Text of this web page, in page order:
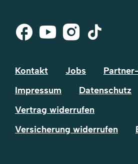
Facebook
Youtube
Instagram
Tik-
Kontakt Jobs
Impressum
Datenschutz
Vertrag widerrufen
Versicherung widerrufen